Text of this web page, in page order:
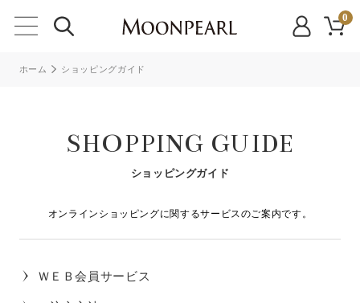
0
ホーム ショッピングガイド
SHOPPING GUIDE
ショッピングガイド
オンラインショッピングに関するサービスのご案内です。
ＷＥＢ会員サービス